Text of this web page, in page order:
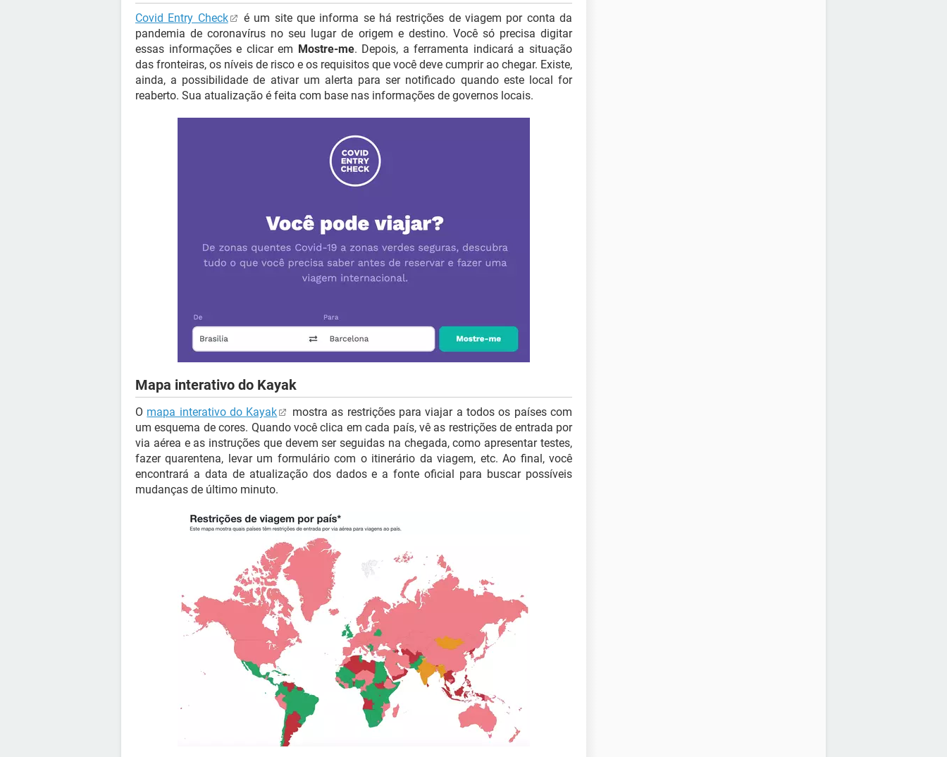
Covid Entry Check
é um site que informa se há restrições de viagem por conta da
pandemia de coronavírus no seu lugar de origem e destino. Você só precisa digitar
essas informações e clicar em Mostre-me. Depois, a ferramenta indicará a situação
das fronteiras, os níveis de risco e os requisitos que você deve cumprir ao chegar. Existe,
ainda, a possibilidade de ativar um alerta para ser notificado quando este local for
reaberto. Sua atualização é feita com base nas informações de governos locais.
Mapa interativo do Kayak
O mapa interativo do Kayak
mostra as restrições para viajar a todos os países com
um esquema de cores. Quando você clica em cada país, vê as restrições de entrada por
via aérea e as instruções que devem ser seguidas na chegada, como apresentar testes,
fazer quarentena, levar um formulário com o itinerário da viagem, etc. Ao final, você
encontrará a data de atualização dos dados e a fonte oficial para buscar possíveis
mudanças de último minuto.